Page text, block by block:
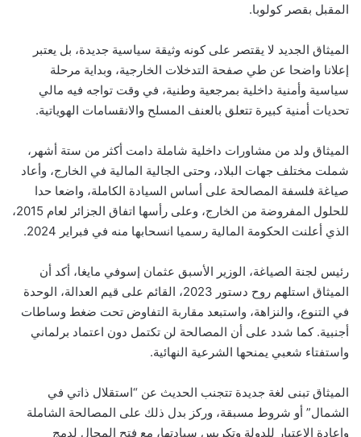
المقبل بقصر كولوبا.
الميثاق الجديد لا يقتصر على كونه وثيقة سياسية جديدة، بل يعتبر
إعلانا واضحا عن طي صفحة التدخلات الخارجية، وبداية مرحلة
سياسية وأمنية داخلية بمرجعية وطنية، في وقت تواجه فيه مالي
تحديات أمنية كبيرة تتعلق بالعنف المسلح والانقسامات الهوياتية.
الميثاق ولد من مشاورات داخلية شاملة دامت أكثر من ستة أشهر،
شملت مختلف جهات البلاد، وحتى الجالية المالية في الخارج، وأعاد
صياغة فلسفة المصالحة على أساس السيادة الكاملة، واضعا حدا
للحلول المفروضة من الخارج، وعلى رأسها اتفاق الجزائر لعام 2015،
الذي أعلنت الحكومة المالية رسميا انسحابها منه في فبراير 2024.
رئيس لجنة الصياغة، الوزير الأسبق عثمان إسوفي مايغا، أكد أن
الميثاق استلهم روح دستور 2023، القائم على قيم العدالة، الوحدة
في التنوع، والنزاهة، واستبعد مقاربة التفاوض تحت ضغط وساطات
أجنبية. كما شدد على أن المصالحة لن تكتمل دون اعتماد برلماني
واستفتاء شعبي يمنحها الشرعية النهائية.
الميثاق تبنى لغة جديدة تتجنب الحديث عن “استقلال ذاتي في
الشمال” أو شروط مسبقة، وركز بدل ذلك على المصالحة الشاملة
وإعادة الاعتبار للدولة وتكريس سيادتها، مع فتح المجال لدمج